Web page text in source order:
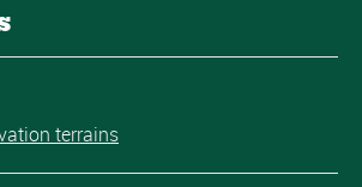
terrains